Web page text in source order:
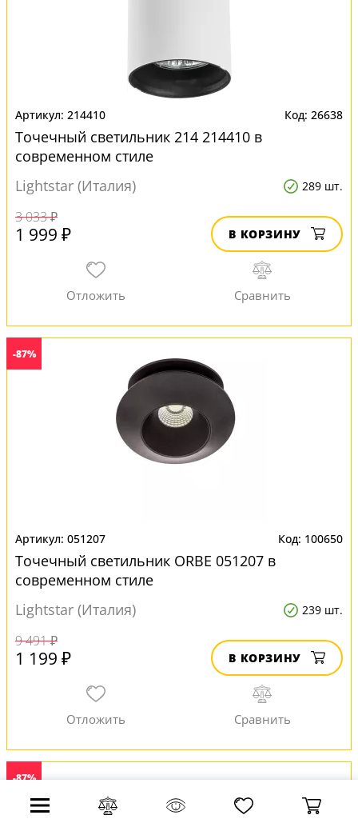
214410 26638
Точечный светильник 214 214410 в
современном стиле
Lightstar (Италия)
289 шт.
3 033 ₽
1 999 ₽ В КОРЗИНУ
-87%
051207 100650
Точечный светильник ORBE 051207 в
современном стиле
Lightstar (Италия)
239 шт.
9 491 ₽
1 199 ₽ В КОРЗИНУ
-87%